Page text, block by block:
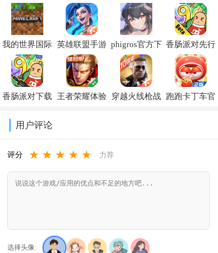
我的世界国际
服下载正版手
机版免费
v1.26.32.2
英雄联盟手游
官方下载安卓
版v7.2.0.2458
phigros官方下
载安装v3.19.4
香肠派对先行
服最新版
2026v25.07
香肠派对下载 王者荣耀体验
2026v11.41.1.8
穿越火线枪战
v1.0.560.860
跑跑卡丁车官
用户评论
评分 ★ ★ ★ ★ ★ 力荐
选择头像: